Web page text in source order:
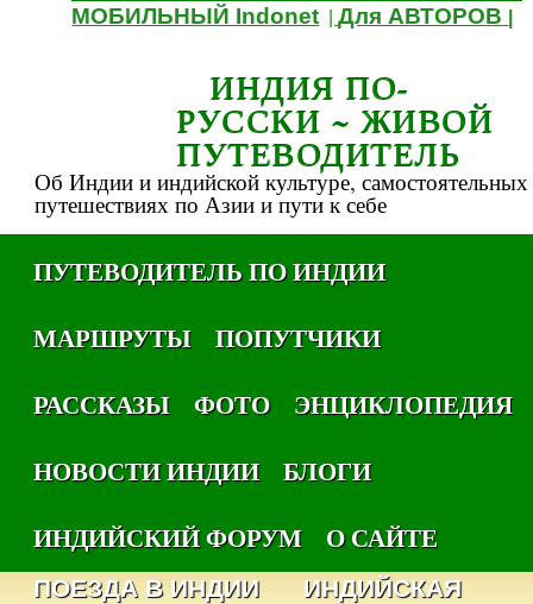
МОБИЛЬНЫЙ Indonet |Для АВТОРОВ
ИНДИЯ ПО-
РУССКИ ~ ЖИВОЙ
ПУТЕВОДИТЕЛЬ
Об Индии и индийской культуре, самостоятельных
путешествиях по Азии и пути к себе
ПУТЕВОДИТЕЛЬ ПО ИНДИИ
МАРШРУТЫ
ПОПУТЧИКИ
РАССКАЗЫ
ФОТО
ЭНЦИКЛОПЕДИЯ
НОВОСТИ ИНДИИ
БЛОГИ
ИНДИЙСКИЙ ФОРУМ
О САЙТЕ
ПОЕЗДА В ИНДИИ
ИНДИЙСКАЯ